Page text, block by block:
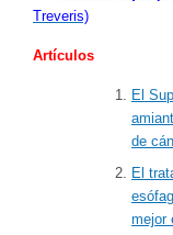
Treveris)
Artículos
El
de
El
mejor